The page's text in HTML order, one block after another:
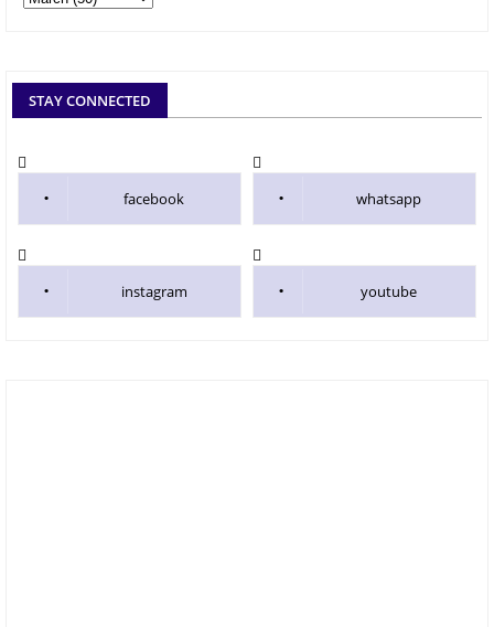
STAY CONNECTED
facebook whatsapp
instagram youtube